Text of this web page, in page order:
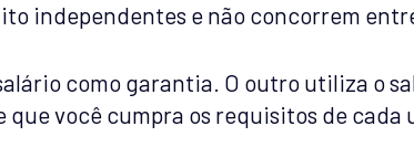
independentes e não concorrem
como garantia. O outro utiliza o
você cumpra os requisitos de cada